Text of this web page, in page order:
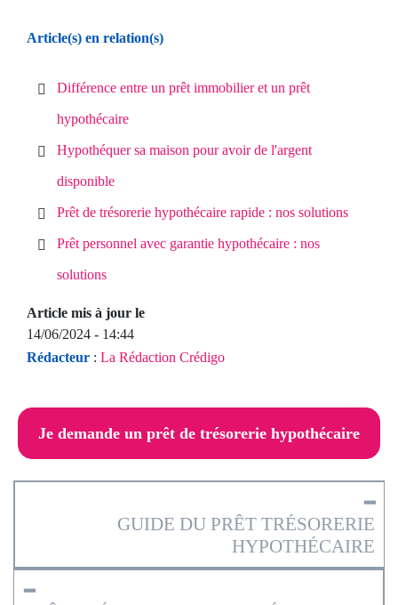
Article(s) en relation(s)
Différence entre un prêt immobilier et un prêt
hypothécaire
Hypothéquer sa maison pour avoir de l'argent
disponible
Prêt de trésorerie hypothécaire rapide : nos solutions
Prêt personnel avec garantie hypothécaire : nos
solutions
Article mis à jour le
14/06/2024 - 14:44
Rédacteur : La Rédaction Crédigo
Je demande un prêt de trésorerie hypothécaire
━
GUIDE DU PRÊT TRÉSORERIE
HYPOTHÉCAIRE
━